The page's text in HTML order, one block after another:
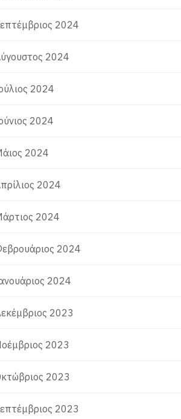
2024
2024
2024
2024
2024
2024
2024
2024
2024
2023
2023
2023
2023